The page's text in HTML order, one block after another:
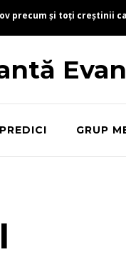
precum și toți creștinii
PREDICI GRUP